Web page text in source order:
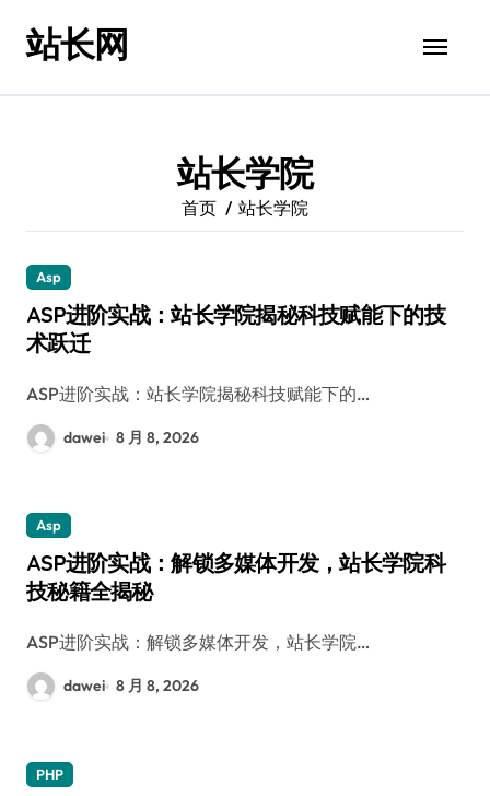
站长网
站长学院
首页 站长学院
Asp
ASP进阶实战：站长学院揭秘科技赋能下的技
术跃迁
ASP进阶实战：站长学院揭秘科技赋能下的…
dawei 8 月 8, 2026
Asp
ASP进阶实战：解锁多媒体开发，站长学院科
技秘籍全揭秘
ASP进阶实战：解锁多媒体开发，站长学院…
dawei 8 月 8, 2026
PHP